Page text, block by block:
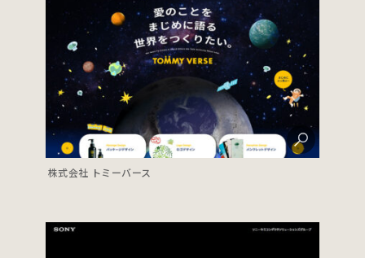
株式会社 トミーバース